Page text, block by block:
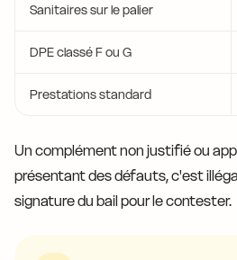
Sanitaires sur le palier
DPE classé F ou G
Prestations standard
Un complément non justifié ou
présentant des défauts, c'est
signature du bail pour le contester.